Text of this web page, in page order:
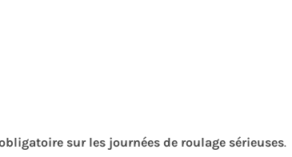
sur les journées de roulage sérieuses.